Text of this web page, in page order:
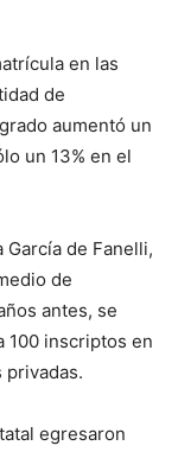
en las
de
aumentó un
un 13% en el
de Fanelli,
de
antes, se
100 inscriptos en
privadas.
egresaron